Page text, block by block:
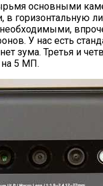
основными
горизонтальную
У нас есть
зума. Третья и
5 МП.